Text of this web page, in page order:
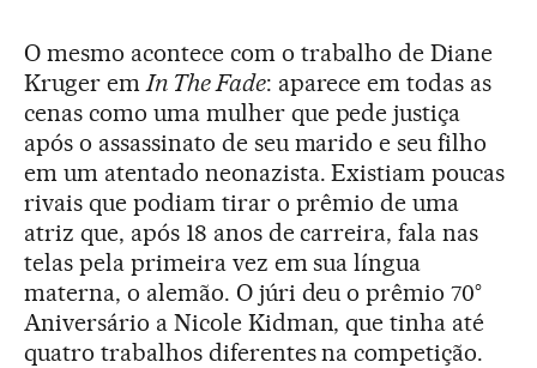
O mesmo acontece com o trabalho de Diane
Kruger em In The Fade: aparece em todas as
cenas como uma mulher que pede justiça
após o assassinato de seu marido e seu filho
em um atentado neonazista. Existiam poucas
rivais que podiam tirar o prêmio de uma
atriz que, após 18 anos de carreira, fala nas
telas pela primeira vez em sua língua
materna, o alemão. O júri deu o prêmio 70°
Aniversário a Nicole Kidman, que tinha até
quatro trabalhos diferentes na competição.